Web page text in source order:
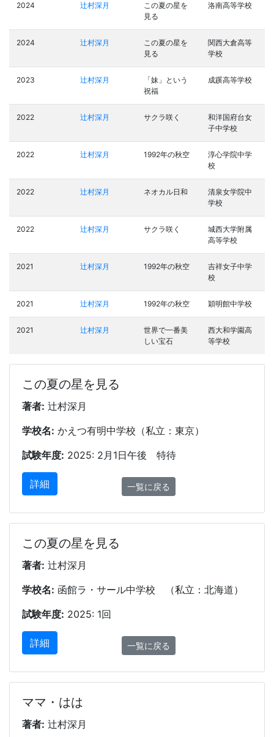
2024 辻村深月
この夏の星を
見る
洛南高等学校
2024 辻村深月
この夏の星を
見る
関西大倉高等
学校
2023 辻村深月
「妹」という
祝福
成蹊高等学校
2022 辻村深月 サクラ咲く
和洋国府台女
子中学校
2022 辻村深月 1992年の秋空
淳心学院中学
校
2022 辻村深月 ネオカル日和
清泉女学院中
学校
2022 辻村深月 サクラ咲く
城西大学附属
高等学校
2021 辻村深月 1992年の秋空
吉祥女子中学
校
2021 辻村深月 1992年の秋空 穎明館中学校
2021 辻村深月
世界で一番美
しい宝石
西大和学園高
等学校
この夏の星を見る
著者: 辻村深月
学校名: かえつ有明中学校（私立：東京）
試験年度: 2025: 2月1日午後 特待
詳細 一覧に戻る
この夏の星を見る
著者: 辻村深月
学校名: 函館ラ・サール中学校 （私立：北海道）
試験年度: 2025: 1回
詳細 一覧に戻る
ママ・はは
著者: 辻村深月